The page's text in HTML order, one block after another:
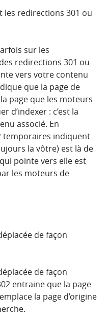
redirections 301 ou
sur les
redirections 301 ou
vers votre contenu
que la page de
page que les moteurs
d’indexer : c’est la
associé. En
temporaires indiquent
la vôtre) est là de
pointe vers elle est
les moteurs de
de façon
de façon
entraine que la page
la page d’origine